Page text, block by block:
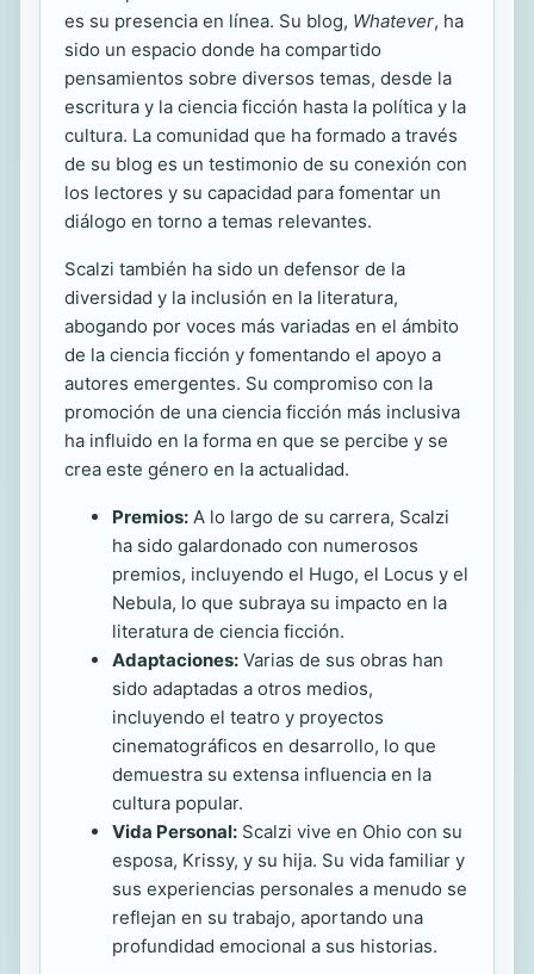
es su presencia en línea. Su blog, Whatever, ha
sido un espacio donde ha compartido
pensamientos sobre diversos temas, desde la
escritura y la ciencia ficción hasta la política y la
cultura. La comunidad que ha formado a través
de su blog es un testimonio de su conexión con
los lectores y su capacidad para fomentar un
diálogo en torno a temas relevantes.
Scalzi también ha sido un defensor de la
diversidad y la inclusión en la literatura,
abogando por voces más variadas en el ámbito
de la ciencia ficción y fomentando el apoyo a
autores emergentes. Su compromiso con la
promoción de una ciencia ficción más inclusiva
ha influido en la forma en que se percibe y se
crea este género en la actualidad.
Premios: A lo largo de su carrera, Scalzi
ha sido galardonado con numerosos
premios, incluyendo el Hugo, el Locus y el
Nebula, lo que subraya su impacto en la
literatura de ciencia ficción.
Adaptaciones: Varias de sus obras han
sido adaptadas a otros medios,
incluyendo el teatro y proyectos
cinematográficos en desarrollo, lo que
demuestra su extensa influencia en la
cultura popular.
Vida Personal: Scalzi vive en Ohio con su
esposa, Krissy, y su hija. Su vida familiar y
sus experiencias personales a menudo se
reflejan en su trabajo, aportando una
profundidad emocional a sus historias.